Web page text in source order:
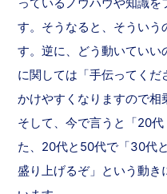
す。そうなると、そういう
す。逆に、どう動いてい
に関しては「手伝ってく
かけやすくなりますので相
そして、今で言うと「20
た、20代と50代で「30代
盛り上げるぞ」という動き